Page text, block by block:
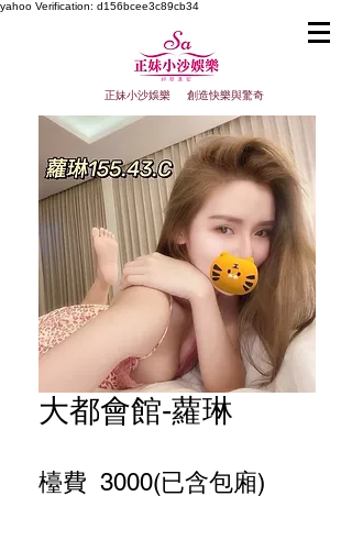
yahoo Verification: d156bcee3c89cb34
正妹小沙娛樂 創造快樂與驚奇
大都會館-蘿琳
檯費 3000(已含包廂)